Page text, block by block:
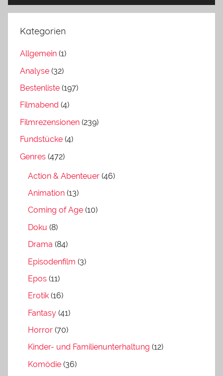
Kategorien
Allgemein (1)
Analyse (32)
Bestenliste (197)
Filmabend (4)
Filmrezensionen (239)
Fundstücke (4)
Genres (472)
Action & Abenteuer (46)
Animation (13)
Coming of Age (10)
Doku (8)
Drama (84)
Episodenfilm (3)
Epos (11)
Erotik (16)
Fantasy (41)
Horror (70)
Kinder- und Familienunterhaltung (12)
Komödie (36)